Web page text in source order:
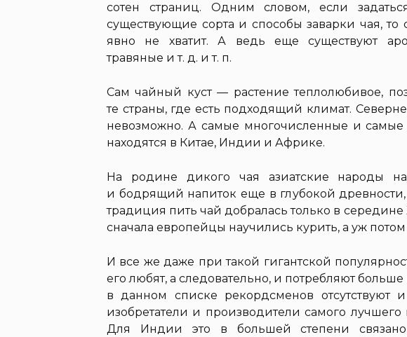
сотен страниц. Одним словом, если
существующие сорта и способы заварки чая,
явно не хватит. А ведь еще существуют
травяные и т. д. и т. п.
Сам чайный куст — растение теплолюбивое,
те страны, где есть подходящий климат.
невозможно. А самые многочисленные и
находятся в Китае, Индии и Африке.
На родине дикого чая азиатские народы
и бодрящий напиток еще в глубокой
традиция пить чай добралась только в середине
сначала европейцы научились курить, а уж
И все же даже при такой гигантской
его любят, а следовательно, и потребляют
в данном списке рекордсменов
изобретатели и производители самого
Для Индии это в большей степени